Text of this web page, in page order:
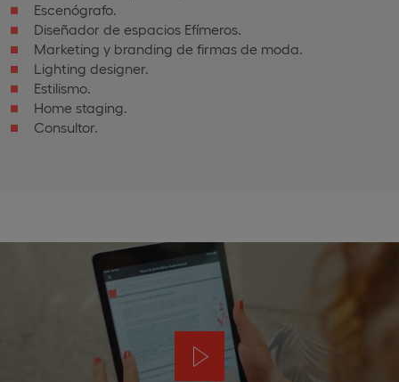
Escenógrafo.
Diseñador de espacios Efímeros.
Marketing y branding de firmas de moda.
Lighting designer.
Estilismo.
Home staging.
Consultor.